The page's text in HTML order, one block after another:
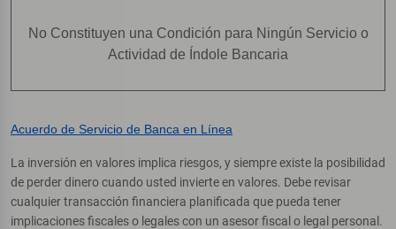
No Constituyen una Condición para Ningún Servicio o
Actividad de Índole Bancaria
Acuerdo de Servicio de Banca en Línea
La inversión en valores implica riesgos, y siempre existe la posibilidad
de perder dinero cuando usted invierte en valores. Debe revisar
cualquier transacción financiera planificada que pueda tener
implicaciones fiscales o legales con un asesor fiscal o legal personal.